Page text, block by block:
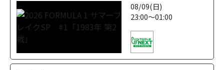
08/09(日)
23:00～01:00